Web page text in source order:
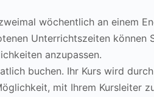
wöchentlich an einem
Unterrichtszeiten
anzupassen.
buchen. Ihr Kurs wird
mit Ihrem Kursleiter